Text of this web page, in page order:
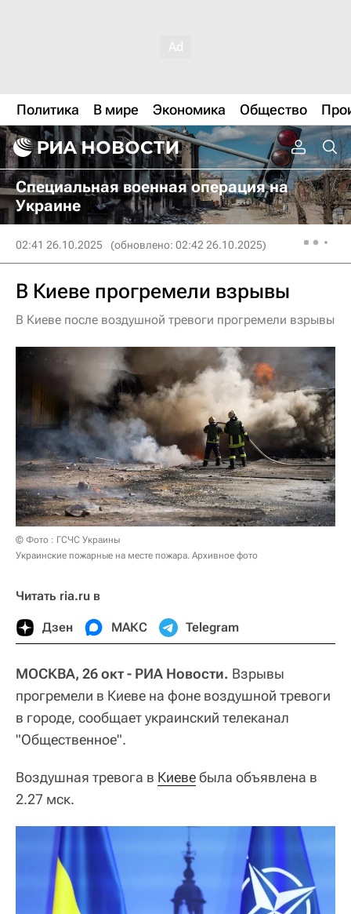
Политика В мире Экономика Общество
Специальная военная операция на
Украине
02:41 26.10.2025 (обновлено: 02:42 26.10.2025)
В Киеве прогремели взрывы
В Киеве после воздушной тревоги прогремели взрывы
© Фото : ГСЧС Украины
Украинские пожарные на месте пожара. Архивное фото
Читать ria.ru в
Дзен МАКС Telegram
МОСКВА, 26 окт - РИА Новости. Взрывы
прогремели в Киеве на фоне воздушной тревоги
в городе, сообщает украинский телеканал
"Общественное".
Воздушная тревога в Киевебыла объявлена в
2.27 мск.